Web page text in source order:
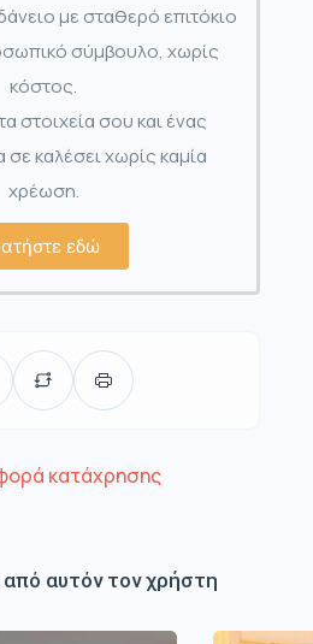
με σταθερό επιτόκιο
σύμβουλο, χωρίς
κόστος.
στοιχεία σου και ένας
καλέσει χωρίς καμία
χρέωση.
εδώ
κατάχρησης
αυτόν τον χρήστη